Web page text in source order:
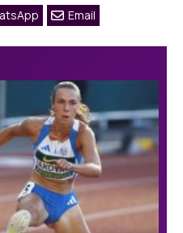
Email